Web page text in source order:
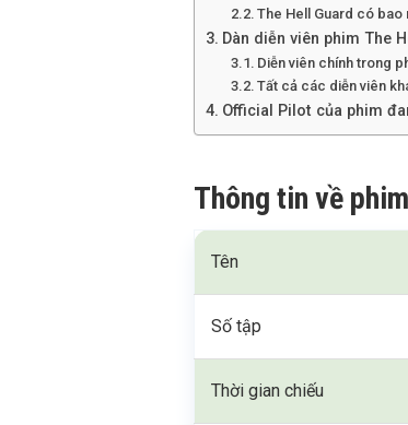
The Hell Guard có bao
Dàn diễn viên phim The
Diễn viên chính trong
Tất cả các diễn viên
Official Pilot của phim
Thông tin về
Tên
Số tập
Thời gian chiếu